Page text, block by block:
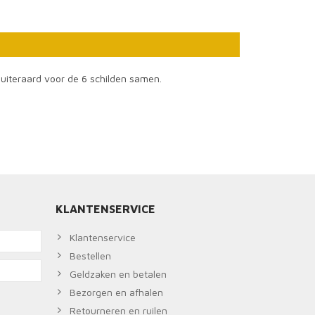
voor de 6 schilden samen.
KLANTENSERVICE
Klantenservice
Bestellen
Geldzaken en betalen
Bezorgen en afhalen
Retourneren en ruilen